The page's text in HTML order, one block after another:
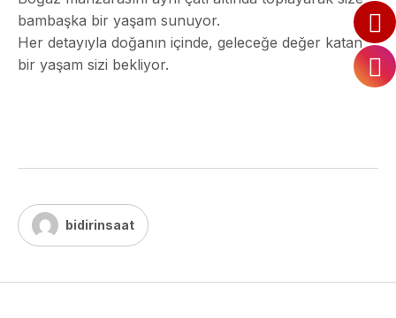
bambaşka bir yaşam sunuyor.
Her detayıyla doğanın içinde, geleceğe değer katan
bir yaşam sizi bekliyor.
bidirinsaat